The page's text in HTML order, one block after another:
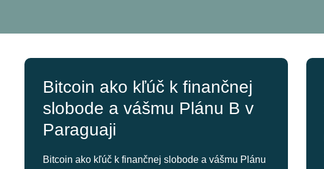
Bitcoin ako kľúč k finančnej
slobode a vášmu Plánu B v
Paraguaji
Bitcoin ako kľúč k finančnej slobode a vášmu Plánu